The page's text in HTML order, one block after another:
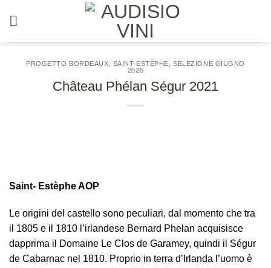
PROGETTO BORDEAUX SAINT-ESTÈPHE ,SELEZIONE GIUGNO
2025
Château Phélan Ségur 2021
Saint- Estèphe AOP
Le origini del castello sono peculiari, dal momento che tra
il 1805 e il 1810 l’irlandese Bernard Phelan acquisisce
dapprima il Domaine Le Clos de Garamey, quindi il Ségur
de Cabarnac nel 1810. Proprio in terra d’Irlanda l’uomo è